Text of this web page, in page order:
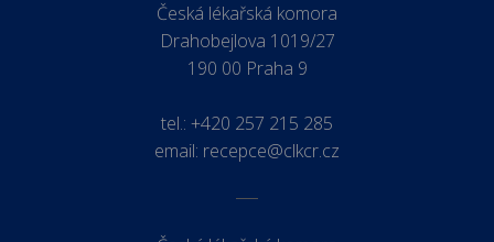
Česká lékařská komora
Drahobejlova 1019/27
190 00 Praha 9
tel.: +420 257 215 285
email: recepce@clkcr.cz